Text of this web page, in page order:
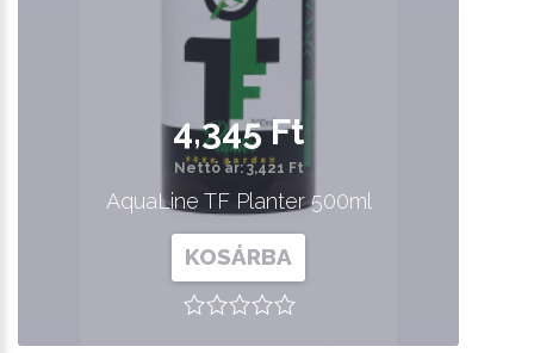
4,345 Ft
Nettó ár: 3,421 Ft
AquaLine TF Planter 500ml
KOSÁRBA